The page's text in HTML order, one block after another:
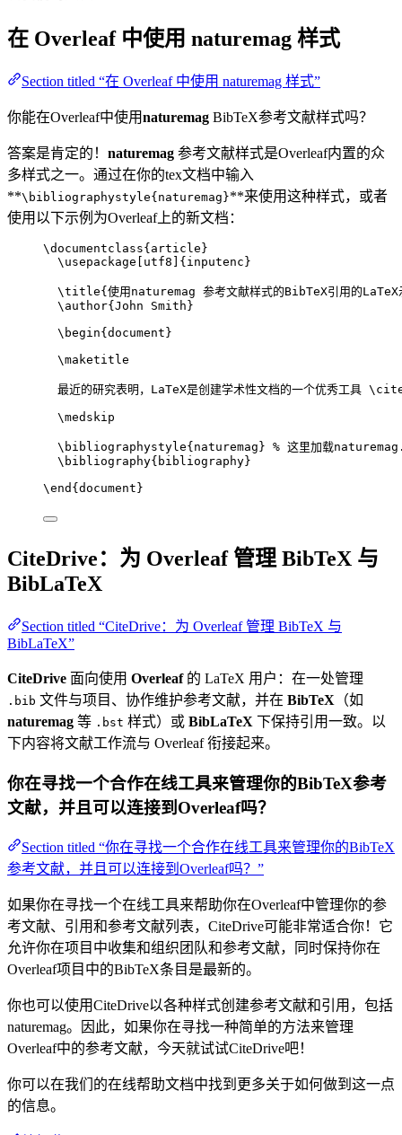
在 Overleaf 中使用 naturemag 样式
Section titled “在 Overleaf 中使用 naturemag 样式”
你能在Overleaf中使用naturemag BibTeX参考文献样式吗？
答案是肯定的！ naturemag 参考文献样式是Overleaf内置的众
多样式之一。通过在你的tex文档中输入
**\bibliographystyle{naturemag}**来使用这种样式，或者
使用以下示例为Overleaf上的新文档：
\documentclass{ article }
\usepackage
utf8 ]{ inputenc }
\title{使用naturemag 参考文献样式的BibTeX引用的LaTeX
\author{John Smith}
\begin{ document }
\maketitle
最近的研究表明，LaTeX是创建学术性文档的一个优秀工具
\medskip
\bibliographystyle{naturemag} % 这里加载
\bibliography{bibliography}
\end { document }
CiteDrive：为 Overleaf 管理 BibTeX 与
BibLaTeX
Section titled “CiteDrive：为 Overleaf 管理 BibTeX 与
BibLaTeX”
CiteDrive 面向使用 Overleaf的 LaTeX 用户：在一处管理
.bib 文件与项目、协作维护参考文献，并在 BibTeX （如
naturemag 等 .bst 样式）或 BibLaTeX 下保持引用一致。以
下内容将文献工作流与 Overleaf 衔接起来。
你在寻找一个合作在线工具来管理你的BibTeX参考
文献，并且可以连接到Overleaf吗？
Section titled “你在寻找一个合作在线工具来管理你的BibTeX
参考文献，并且可以连接到Overleaf吗？”
如果你在寻找一个在线工具来帮助你在Overleaf中管理你的参
考文献、引用和参考文献列表，CiteDrive可能非常适合你！它
允许你在项目中收集和组织团队和参考文献，同时保持你在
Overleaf项目中的BibTeX条目是最新的。
你也可以使用CiteDrive以各种样式创建参考文献和引用，包括
naturemag。因此，如果你在寻找一种简单的方法来管理
Overleaf中的参考文献，今天就试试CiteDrive吧！
你可以在我们的在线帮助文档中找到更多关于如何做到这一点
的信息。